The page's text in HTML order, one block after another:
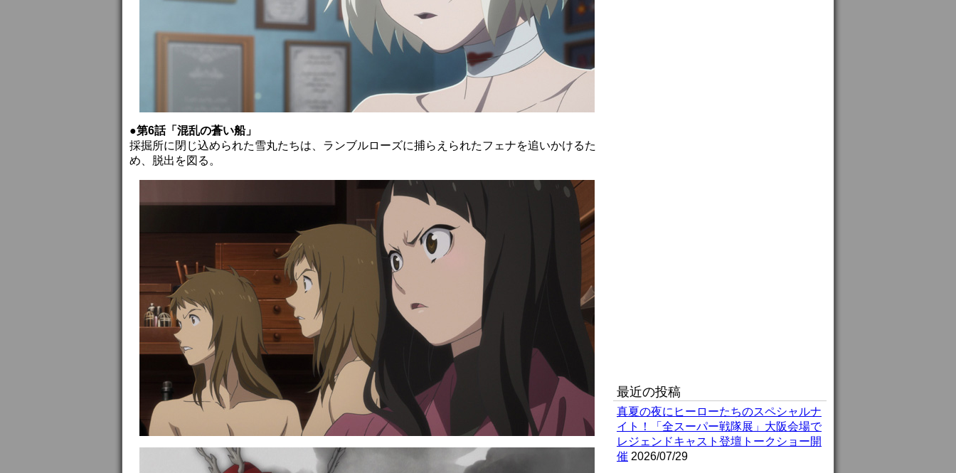
●第6話「混乱の蒼い船」
採掘所に閉じ込められた雪丸たちは、ランブルローズに捕らえられたフェナを追いかけるた
め、脱出を図る。
最近の投稿
真夏の夜にヒーローたちのスペシャルナ
イト！「全スーパー戦隊展」大阪会場で
レジェンドキャスト登壇トークショー開
催 2026/07/29